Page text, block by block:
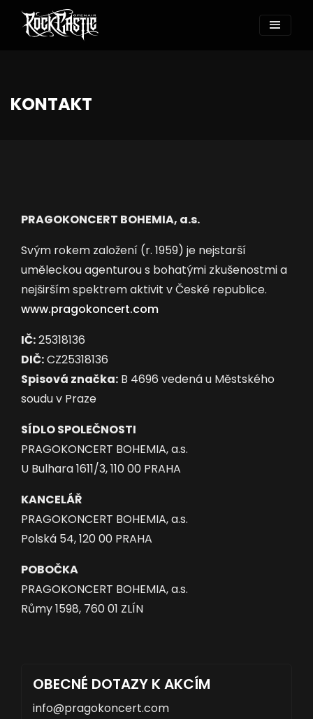
KONTAKT
PRAGOKONCERT BOHEMIA, a.s.
Svým rokem založení (r. 1959) je nejstarší
uměleckou agenturou s bohatými zkušenostmi a
nejširším spektrem aktivit v České republice.
www.pragokoncert.com
IČ:25318136
DIČ:CZ25318136
Spisová značka: B 4696 vedená u Městského
soudu v Praze
SÍDLO SPOLEČNOSTI
PRAGOKONCERT BOHEMIA, a.s.
U Bulhara 1611/3, 110 00 PRAHA
KANCELÁŘ
PRAGOKONCERT BOHEMIA, a.s.
Polská 54, 120 00 PRAHA
POBOČKA
PRAGOKONCERT BOHEMIA, a.s.
Růmy 1598, 760 01 ZLÍN
OBECNÉ DOTAZY K AKCÍM
info